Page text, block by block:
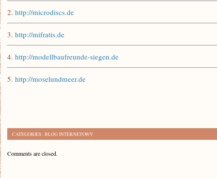
2. http://microdiscs.de
3. http://mifratis.de
4. http://modellbaufreunde-siegen.de
5. http://moselundmeer.de
CATEGORIES: BLOG INTERNETOWY
Comments are closed.